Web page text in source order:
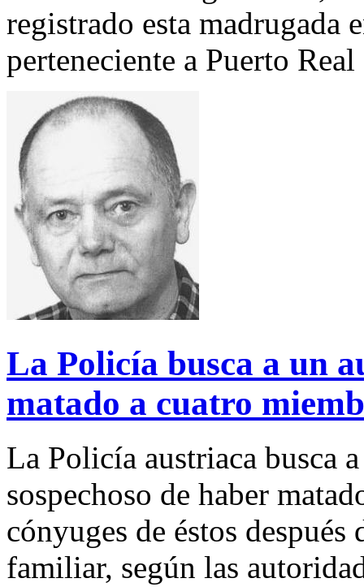
registrado esta madrugada
perteneciente a Puerto
La Policía busca a un
matado a cuatro
La Policía austriaca busca
sospechoso de haber
cónyuges de éstos
familiar, según las